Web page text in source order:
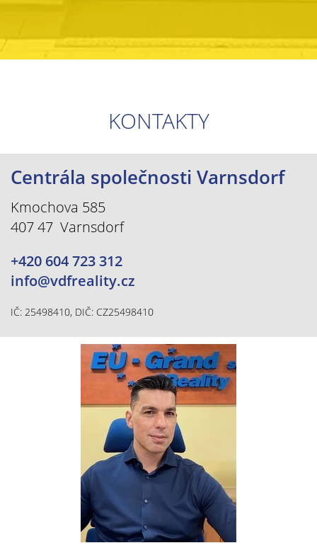
KONTAKTY
Centrála společnosti Varnsdorf
Kmochova 585
407 47 Varnsdorf
+420 604 723 312
info@vdfreality.cz
IČ: 25498410, DIČ: CZ25498410